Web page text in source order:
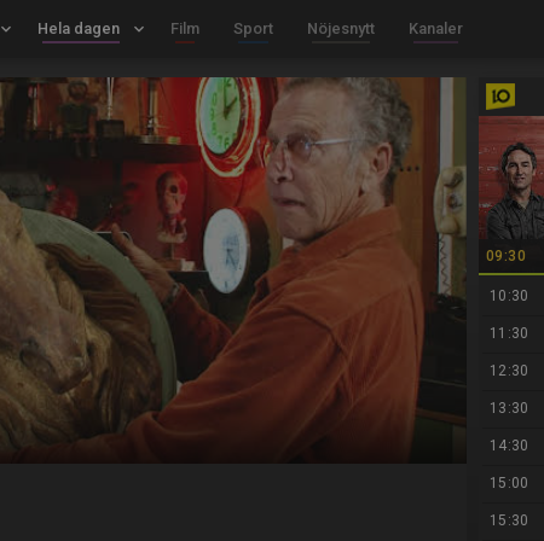
keyboard_arrow_down Hela dagen keyboard_arrow_down Film Sport Nöjesnytt Kanaler
09:30
10:30
11:30
12:30
13:30
14:30
15:00
15:30